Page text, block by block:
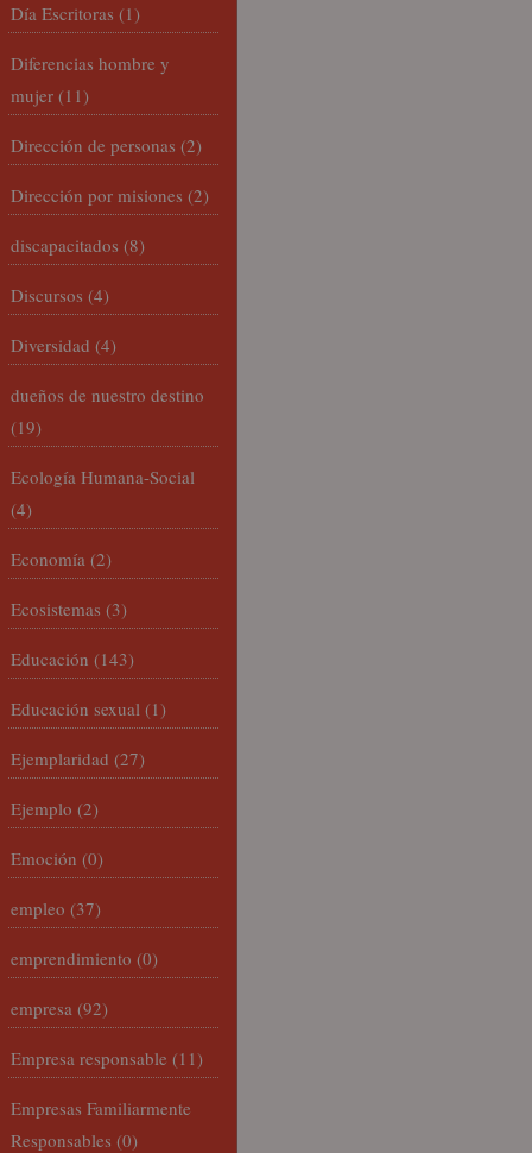
Día Escritoras (1)
Diferencias hombre y
mujer (11)
Dirección de personas (2)
Dirección por misiones (2)
discapacitados (8)
Discursos (4)
Diversidad (4)
dueños de nuestro destino
(19)
Ecología Humana-Social
(4)
Economía (2)
Ecosistemas (3)
Educación (143)
Educación sexual (1)
Ejemplaridad (27)
Ejemplo (2)
Emoción (0)
empleo (37)
emprendimiento (0)
empresa (92)
Empresa responsable (11)
Empresas Familiarmente
Responsables (0)